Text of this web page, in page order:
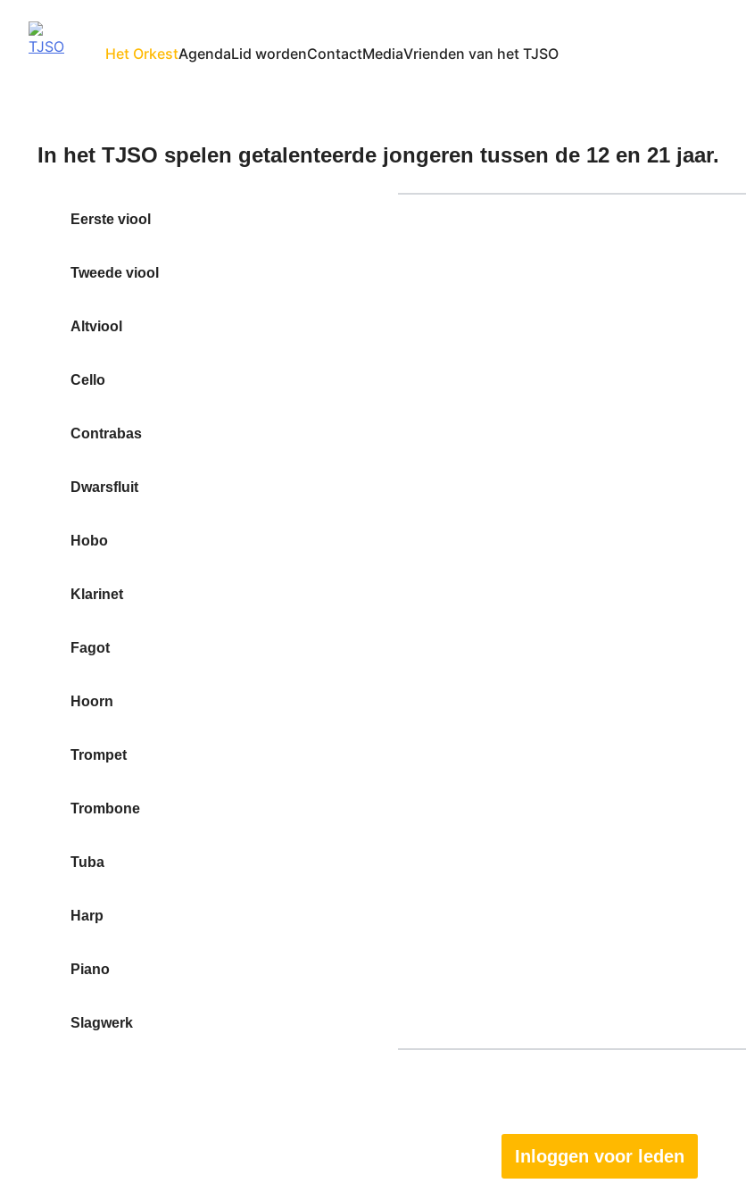
Het OrkestAgendaLid wordenContactMediaVrienden van het TJSO
In het TJSO spelen getalenteerde jongeren tussen de 12 en 21 jaar.
Eerste viool
Tweede viool
Altviool
Cello
Contrabas
Dwarsfluit
Hobo
Klarinet
Fagot
Hoorn
Trompet
Trombone
Tuba
Harp
Piano
Slagwerk
Inloggen voor leden